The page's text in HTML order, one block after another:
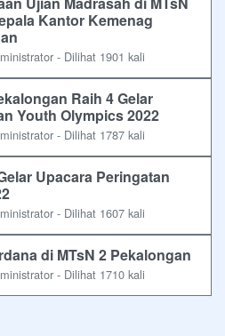
Kantor Kemenag
- Dilihat 1901 kali
Raih 4 Gelar
Youth Olympics 2022
- Dilihat 1787 kali
Upacara Peringatan
- Dilihat 1607 kali
di MTsN 2 Pekalongan
- Dilihat 1710 kali